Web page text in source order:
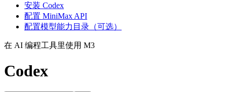
安装 Codex
配置 MiniMax API
配置模型能力目录（可选）
在 AI 编程工具里使用 M3
Codex